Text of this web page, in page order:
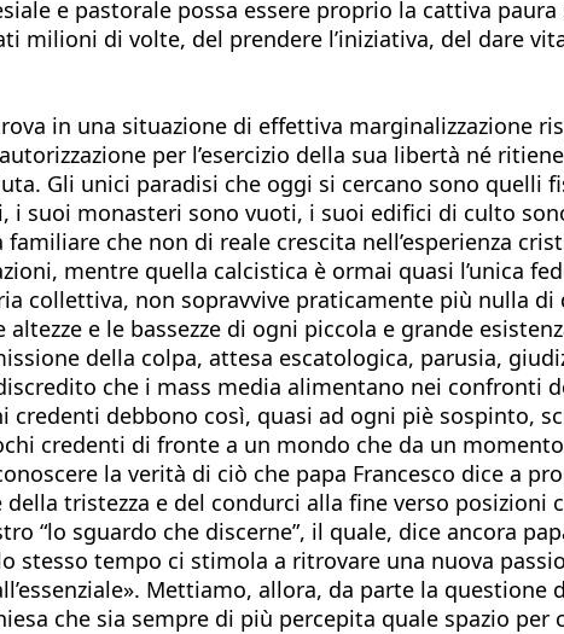
e pastorale possa essere proprio la cattiva
milioni di volte, del prendere l’iniziativa, del dare
in una situazione di effettiva marginalizzazione
per l’esercizio della sua libertà né
Gli unici paradisi che oggi si cercano sono quelli
suoi monasteri sono vuoti, i suoi edifici di culto
che non di reale crescita nell’esperienza
mentre quella calcistica è ormai quasi l’unica
collettiva, non sopravvive praticamente più nulla
e le bassezze di ogni piccola e grande
della colpa, attesa escatologica, parusia,
che i mass media alimentano nei confronti
debbono così, quasi ad ogni piè sospinto,
credenti di fronte a un mondo che da un
la verità di ciò che papa Francesco dice a
tristezza e del condurci alla fine verso
“lo sguardo che discerne”, il quale, dice ancora
tempo ci stimola a ritrovare una nuova
Mettiamo, allora, da parte la
che sia sempre di più percepita quale spazio